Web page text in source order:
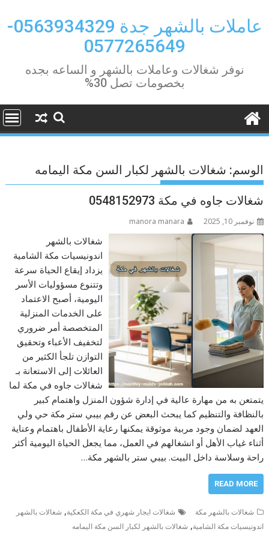
content
عاملات بالشهر جدة 0563934329-
0577265649
نوفر شغالات وعاملات بالشهر و الساعه بجده
بخصومات تصل 30%
الوسم: شغالات بالشهر لكبار السن مكة اليمامه
شغالات جاوه في مكة 0548152973
نوفمبر 10, 2025 manora manara
شغالات بالشهر
اندونيسيات مكة الشامية
يزداد إيقاع الحياة سرعة
وتتنوع مسؤوليات الأسر
اليومية، أصبح الاعتماد
على الخدمات المنزلية
المتخصصة أمر ضروري
لتخفيف الأعباء وتحقيق
التوازن تلجأ الكثير من
العائلات إلى الاستعانة بـ
شغالات جاوه في مكة لما
يتمتعن به من مهارة عالية في إدارة شؤون المنزل واهتمام كبير
بالنظافة والتنظيم كما يبحث البعض عن رقم بيبي ستر مكة حي ولي
العهد لضمان وجود مربية موثوقة يمكنها رعاية الأطفال باهتمام وعناية
أثناء غياب الأهل أو انشغالهم في العمل، مما يجعل الحياة اليومية أكثر
راحة وسلاسة داخل البيت. بيبي ستر بالشهر مكة…
READ MORE
شغالات بالشهر مكة شغالات ايجار شهري في مكة الكعكية, شغالات بالشهر
اندونيسيات مكة الشامية, شغالات بالشهر لكبار السن مكة اليمامه